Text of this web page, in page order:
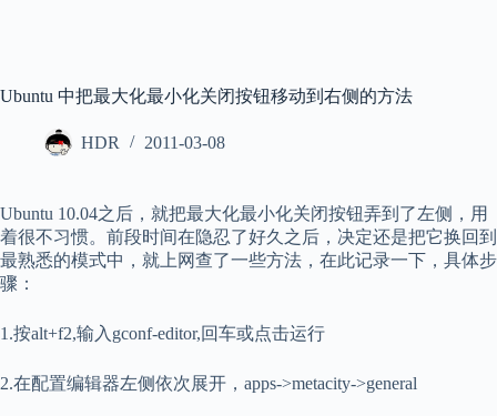
Ubuntu 中把最大化最小化关闭按钮移动到右侧的方法
HDR 2011-03-08
Ubuntu 10.04之后，就把最大化最小化关闭按钮弄到了左侧，用
着很不习惯。前段时间在隐忍了好久之后，决定还是把它换回到
最熟悉的模式中，就上网查了一些方法，在此记录一下，具体步
骤：
1.按alt+f2,输入gconf-editor,回车或点击运行
2.在配置编辑器左侧依次展开，apps->metacity->general